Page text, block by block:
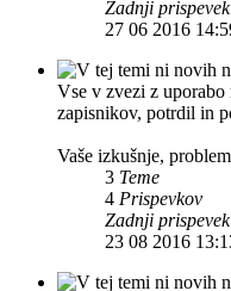
Zadnji prispevek
27 06 2016
Vse v zvezi z
zapisnikov, potrdil in
Vaše izkušnje,
3 Teme
4 Prispevkov
Zadnji prispevek
23 08 2016